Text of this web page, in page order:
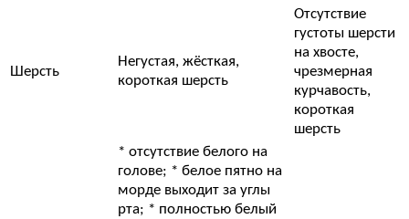
Шерсть
Негустая, жёсткая,
короткая шерсть
Отсутствие
густоты шерсти
на хвосте,
чрезмерная
курчавость,
короткая
шерсть
* отсутствие белого на
голове; * белое пятно на
морде выходит за углы
рта; * полностью белый